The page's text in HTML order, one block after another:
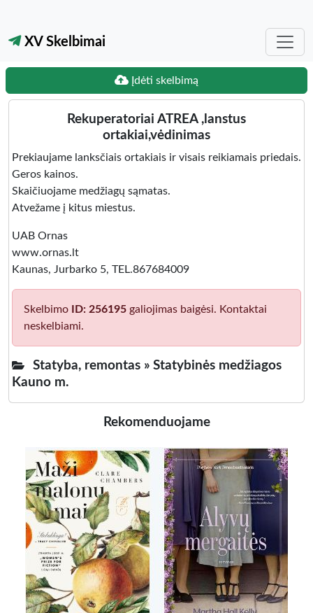
XV Skelbimai
Įdėti skelbimą
Rekuperatoriai ATREA ,lanstus
ortakiai,vėdinimas
Prekiaujame lanksčiais ortakiais ir visais reikiamais priedais.
Geros kainos.
Skaičiuojame medžiagų sąmatas.
Atvežame į kitus miestus.
UAB Ornas
www.ornas.lt
Kaunas, Jurbarko 5, TEL.867684009
Skelbimo ID: 256195 galiojimas baigėsi. Kontaktai
neskelbiami.
Statyba, remontas » Statybinės medžiagos
Kauno m.
Rekomenduojame